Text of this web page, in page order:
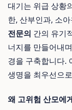
대기는 위급 상황
한, 산부인과, 소
전문의 간의 유기
너지를 만들어내
경을 구축합니다.
생명을 최우선으
왜 고위험 산모에